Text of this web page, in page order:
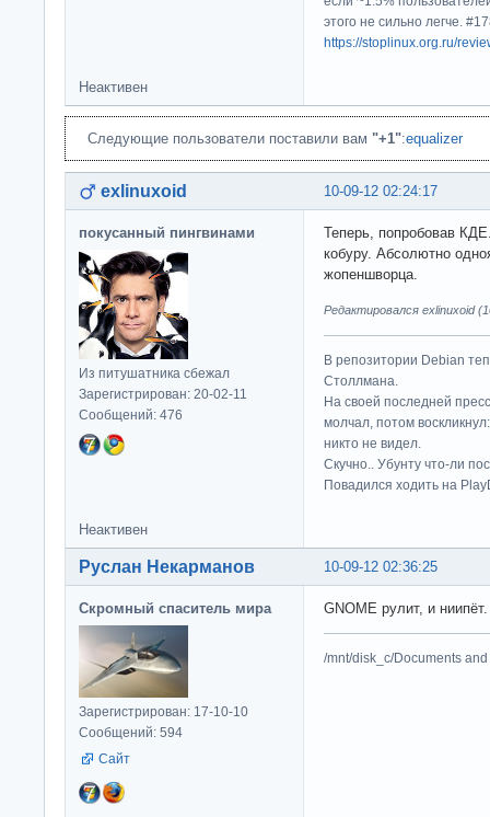
этого не сильно легче.
https://stoplinux.org.ru/
Неактивен
Следующие пользователи поставили вам "+1":equalizer
10-09-12 02:24:17
exlinuxoid
покусанный пингвинами
Из питушатника сбежал
Зарегистрирован: 20-02-11
Сообщений: 476
Теперь, попробовав
кобуру. Абсолютно
жопеншворца.
Редактировался exlinuxoid
В репозитории Debian
Столлмана.
На своей последней
молчал, потом
никто не видел.
Скучно.. Убунту что-ли
Повадился ходить на
Неактивен
10-09-12 02:36:25
Руслан Некарманов
Скромный спаситель мира
Зарегистрирован: 17-10-10
Сообщений: 594
Сайт
GNOME рулит, и
/mnt/disk_c/Documents